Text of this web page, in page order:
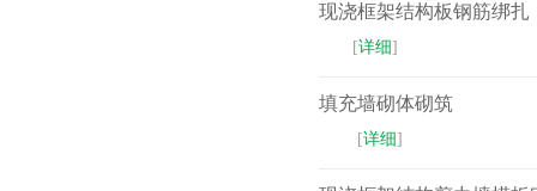
现浇框架结构板钢筋绑扎
[详细]
填充墙砌体砌筑
​[详细]